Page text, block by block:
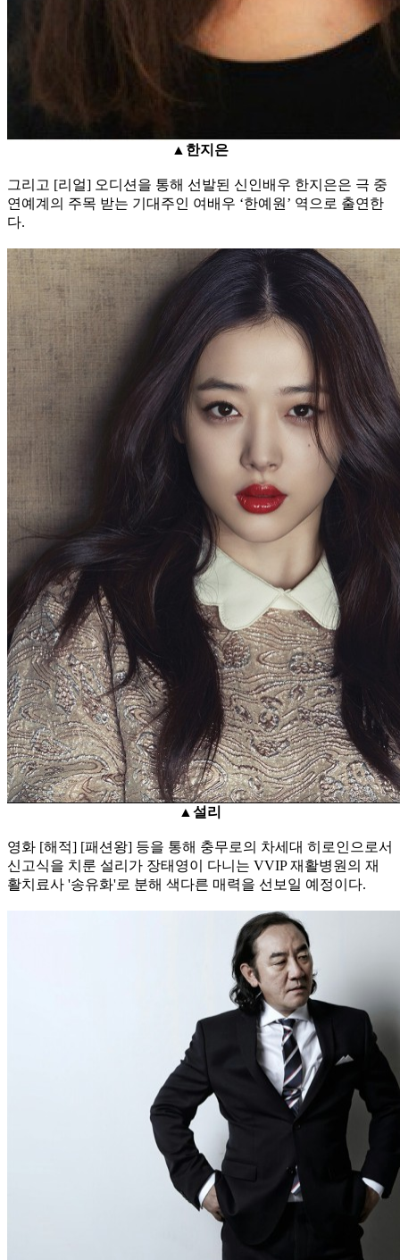
▲한지은
그리고 [리얼] 오디션을 통해 선발된 신인배우 한지은은 극 중
연예계의 주목 받는 기대주인 여배우 ‘한예원’ 역으로 출연한
다.
▲설리
영화 [해적] [패션왕] 등을 통해 충무로의 차세대 히로인으로서
신고식을 치룬 설리가 장태영이 다니는 VVIP 재활병원의 재
활치료사 '송유화'로 분해 색다른 매력을 선보일 예정이다.